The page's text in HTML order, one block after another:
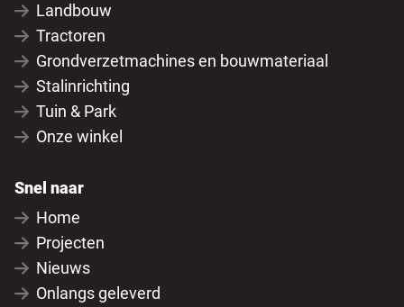
Landbouw
Tractoren
Grondverzetmachines en bouwmateriaal
Stalinrichting
Tuin & Park
Onze winkel
Snel naar
Home
Projecten
Nieuws
Onlangs geleverd